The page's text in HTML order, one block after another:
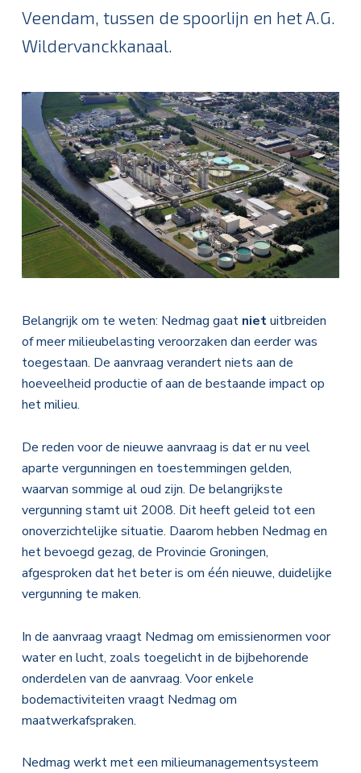
Veendam, tussen de spoorlijn en het A.G.
Wildervanckkanaal.
Belangrijk om te weten: Nedmag gaat nietuitbreiden
of meer milieubelasting veroorzaken dan eerder was
toegestaan. De aanvraag verandert niets aan de
hoeveelheid productie of aan de bestaande impact op
het milieu.
De reden voor de nieuwe aanvraag is dat er nu veel
aparte vergunningen en toestemmingen gelden,
waarvan sommige al oud zijn. De belangrijkste
vergunning stamt uit 2008. Dit heeft geleid tot een
onoverzichtelijke situatie. Daarom hebben Nedmag en
het bevoegd gezag, de Provincie Groningen,
afgesproken dat het beter is om één nieuwe, duidelijke
vergunning te maken.
In de aanvraag vraagt Nedmag om emissienormen voor
water en lucht, zoals toegelicht in de bijbehorende
onderdelen van de aanvraag. Voor enkele
bodemactiviteiten vraagt Nedmag om
maatwerkafspraken.
Nedmag werkt met een milieumanagementsysteem